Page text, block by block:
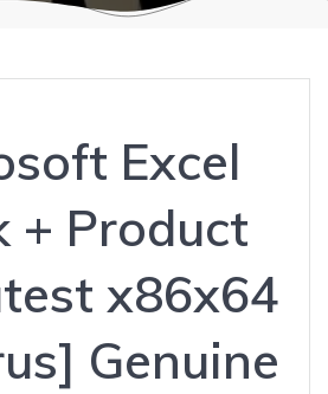
Excel
+ Product
x86x64
Genuine